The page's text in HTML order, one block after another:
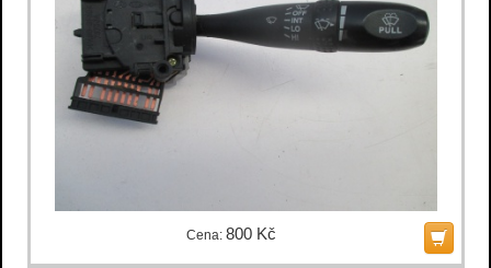
Cena: 800 Kč